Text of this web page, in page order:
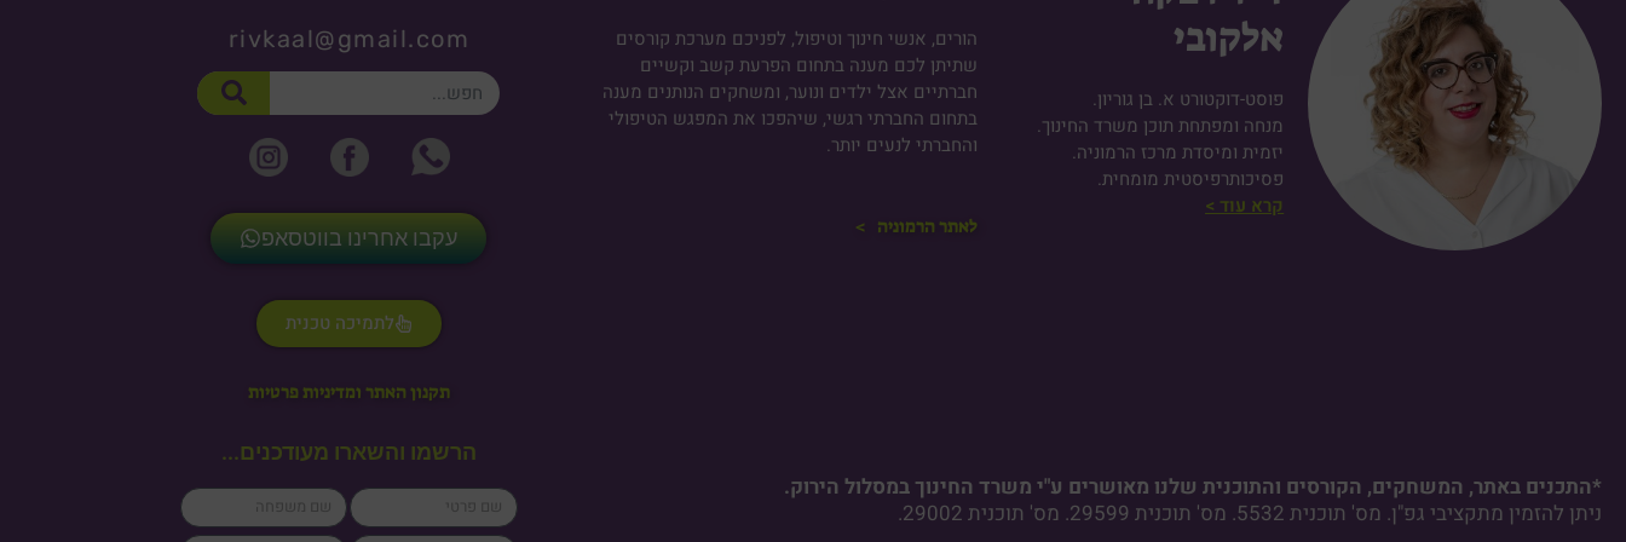
אלקובי
פוסט-דוקטורט א. בן גוריון.
מנחה ומפתחת תוכן משרד החינוך.
יזמית ומיסדת מרכז הרמוניה.
פסיכותרפיסטית מומחית.
קרא עוד >
הורים, אנשי חינוך וטיפול, לפניכם מערכת קורסים
שתיתן לכם מענה בתחום הפרעת קשב וקשיים
חברתיים אצל ילדים ונוער, ומשחקים הנותנים מענה
בתחום החברתי רגשי, שיהפכו את המפגש הטיפולי
והחברתי לנעים יותר.
לאתר הרמוניה >
rivkaal@gmail.com
חיפוש
עקבו אחרינו בווטסאפ
לתמיכה טכנית
תקנון האתר ומדיניות פרטיות
*התכנים באתר, המשחקים, הקורסים והתוכנית שלנו מאושרים ע"י משרד החינוך במסלול הירוק.
ניתן להזמין מתקציבי גפ"ן. מס' תוכנית 5532. מס' תוכנית 29599. מס' תוכנית 29002.
הרשמו והשארו מעודכנים...
firstName
lastName